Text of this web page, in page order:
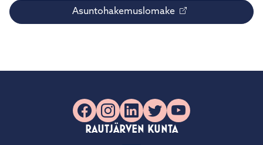
Asuntohakemuslomake
Facebook
Instagram
LinkedIn
X YouTube
RAUTJÄRVEN KUNTA